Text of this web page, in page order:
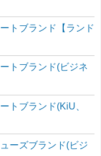
トブランド【ランド
トブランド(ビジネ
トブランド(KiU、
ーズブランド(ビジ